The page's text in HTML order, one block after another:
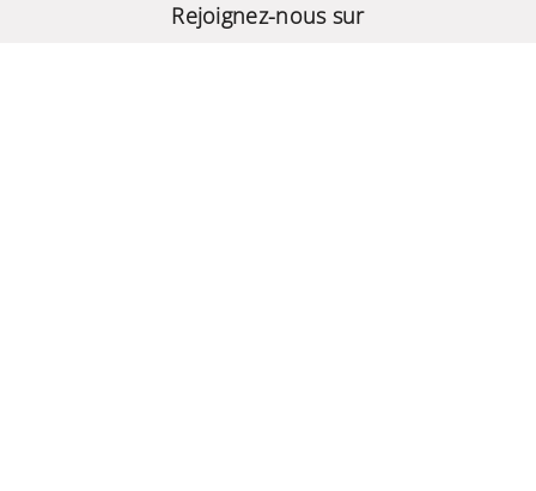
170,432 TND
Rejoignez-nous sur